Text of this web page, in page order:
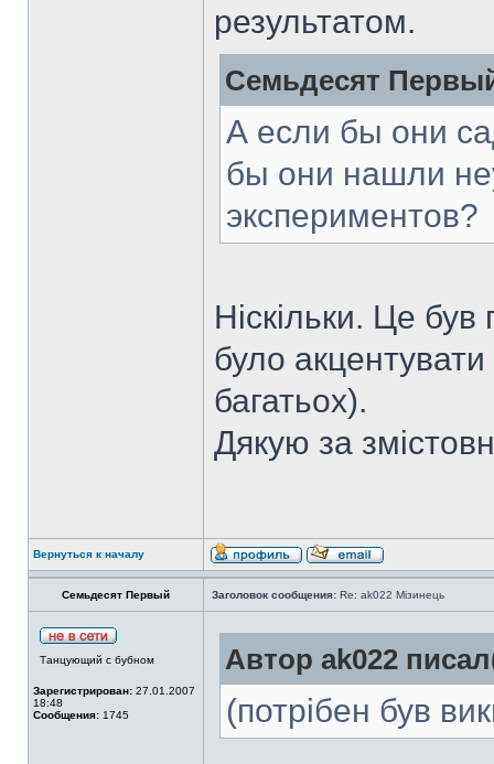
результатом.
Семьдесят
А если бы они
бы они нашли
экспериментов?
Ніскільки. Це
було
багатьох).
Дякую за
Вернуться к началу
Семьдесят Первый Заголовок сообщения: Re: ak022 Мізинець
Танцующий с бубном
Зарегистрирован: 27.01.2007
18:48
Сообщения: 1745
Автор ak022
(потрібен був